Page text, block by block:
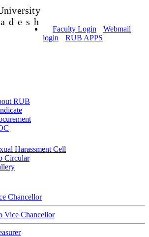
Faculty Login
Webmail
login
RUB APPS
RUB
Harassment Cell
Circular
Chancellor
Vice Chancellor